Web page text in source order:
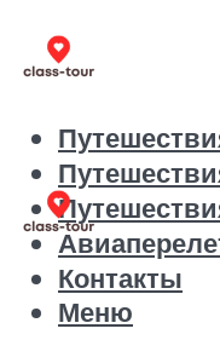
Контакты
Меню